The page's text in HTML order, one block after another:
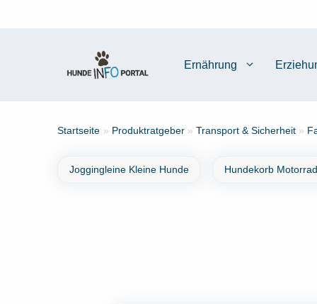
Ernährung
Startseite » Produktratgeber » Transport & Sicherheit »
Joggingleine Kleine Hunde Hundekorb Motorrad